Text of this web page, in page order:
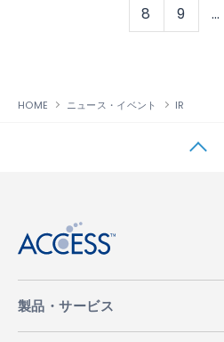
8
9 …
HOME ニュース・イベント IR
製品・サービス